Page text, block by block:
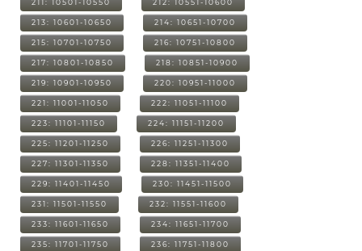
211: 10501-10550 212: 10551-10600
213: 10601-10650 214: 10651-10700
215: 10701-10750 216: 10751-10800
217: 10801-10850 218: 10851-10900
219: 10901-10950 220: 10951-11000
221: 11001-11050 222: 11051-11100
223: 11101-11150 224: 11151-11200
225: 11201-11250 226: 11251-11300
227: 11301-11350 228: 11351-11400
229: 11401-11450 230: 11451-11500
231: 11501-11550 232: 11551-11600
233: 11601-11650 234: 11651-11700
235: 11701-11750 236: 11751-11800